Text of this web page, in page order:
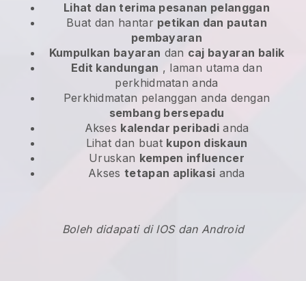
Lihat dan terima pesanan pelanggan
Buat dan hantar petikan dan pautan
pembayaran
Kumpulkan bayaran dan caj bayaran balik
Edit kandungan , laman utama dan
perkhidmatan anda
Perkhidmatan pelanggan anda dengan
sembang bersepadu
Akses kalendar peribadianda
Lihat dan buat kupon diskaun
Uruskan kempen influencer
Aksestetapan aplikasi anda
Boleh didapati di IOS dan Android